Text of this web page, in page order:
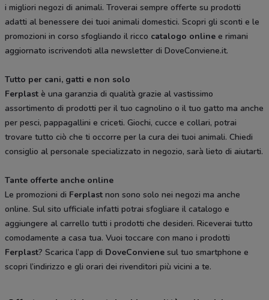
i migliori negozi di animali. Troverai sempre offerte su prodotti
adatti al benessere dei tuoi animali domestici. Scopri gli sconti e le
promozioni in corso sfogliando il ricco catalogo online e rimani
aggiornato iscrivendoti alla newsletter di DoveConviene.it.
Tutto per cani, gatti e non solo
Ferplast è una garanzia di qualità grazie al vastissimo
assortimento di prodotti per il tuo cagnolino o il tuo gatto ma anche
per pesci, pappagallini e criceti. Giochi, cucce e collari, potrai
trovare tutto ciò che ti occorre per la cura dei tuoi animali. Chiedi
consiglio al personale specializzato in negozio, sarà lieto di aiutarti.
Tante offerte anche online
Le promozioni di Ferplast non sono solo nei negozi ma anche
online. Sul sito ufficiale infatti potrai sfogliare il catalogo e
aggiungere al carrello tutti i prodotti che desideri. Riceverai tutto
comodamente a casa tua. Vuoi toccare con mano i prodotti
Ferplast? Scarica l’app di DoveConviene sul tuo smartphone e
scopri l’indirizzo e gli orari dei rivenditori più vicini a te.